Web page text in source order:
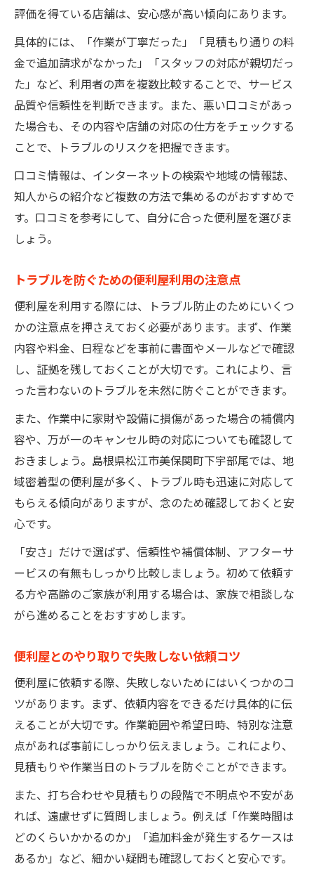
評価を得ている店舗は、安心感が高い傾向にあります。
具体的には、「作業が丁寧だった」「見積もり通りの料
金で追加請求がなかった」「スタッフの対応が親切だっ
た」など、利用者の声を複数比較することで、サービス
品質や信頼性を判断できます。また、悪い口コミがあっ
た場合も、その内容や店舗の対応の仕方をチェックする
ことで、トラブルのリスクを把握できます。
口コミ情報は、インターネットの検索や地域の情報誌、
知人からの紹介など複数の方法で集めるのがおすすめで
す。口コミを参考にして、自分に合った便利屋を選びま
しょう。
トラブルを防ぐための便利屋利用の注意点
便利屋を利用する際には、トラブル防止のためにいくつ
かの注意点を押さえておく必要があります。まず、作業
内容や料金、日程などを事前に書面やメールなどで確認
し、証拠を残しておくことが大切です。これにより、言
った言わないのトラブルを未然に防ぐことができます。
また、作業中に家財や設備に損傷があった場合の補償内
容や、万が一のキャンセル時の対応についても確認して
おきましょう。島根県松江市美保関町下宇部尾では、地
域密着型の便利屋が多く、トラブル時も迅速に対応して
もらえる傾向がありますが、念のため確認しておくと安
心です。
「安さ」だけで選ばず、信頼性や補償体制、アフターサ
ービスの有無もしっかり比較しましょう。初めて依頼す
る方や高齢のご家族が利用する場合は、家族で相談しな
がら進めることをおすすめします。
便利屋とのやり取りで失敗しない依頼コツ
便利屋に依頼する際、失敗しないためにはいくつかのコ
ツがあります。まず、依頼内容をできるだけ具体的に伝
えることが大切です。作業範囲や希望日時、特別な注意
点があれば事前にしっかり伝えましょう。これにより、
見積もりや作業当日のトラブルを防ぐことができます。
また、打ち合わせや見積もりの段階で不明点や不安があ
れば、遠慮せずに質問しましょう。例えば「作業時間は
どのくらいかかるのか」「追加料金が発生するケースは
あるか」など、細かい疑問も確認しておくと安心です。